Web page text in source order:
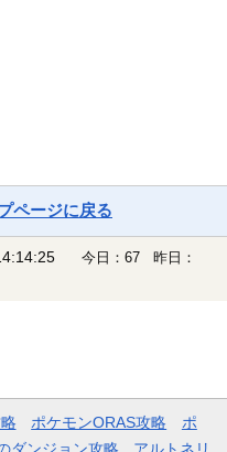
ページに戻る
今日：67 昨日：
ポケモンORAS攻略
ポ